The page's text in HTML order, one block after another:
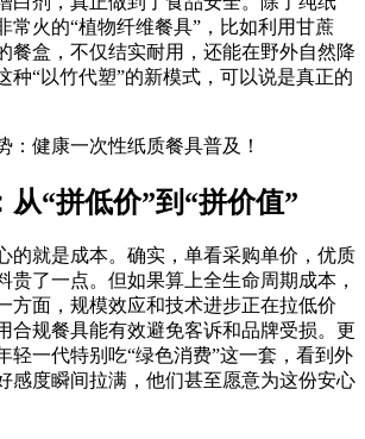
常火的“植物纤维餐具”，比如利用甘蔗
餐盒，不仅结实耐用，还能在野外自然降
种“以竹代塑”的新模式，可以说是真正的
从“拼低价”到“拼价值”
的就是成本。确实，单看采购单价，优质
贵了一点。但如果算上全生命周期成本，
方面，规模效应和技术进步正在拉低价
合规餐具能有效避免客诉和品牌受损。更
轻一代特别吃“绿色消费”这一套，看到外
感度瞬间拉满，他们甚至愿意为这份安心